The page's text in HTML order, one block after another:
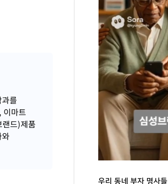
를
이마트
드)제품
우리 동네 부자 명사들